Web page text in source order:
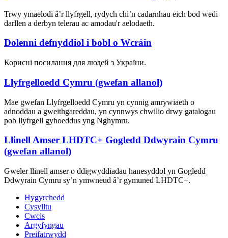
Trwy ymaelodi â’r llyfrgell, rydych chi’n cadarnhau eich bod wedi
darllen a derbyn telerau ac amodau'r aelodaeth.
Dolenni defnyddiol i bobl o Wcráin
Корисні посилання для людей з України.
Llyfrgelloedd Cymru (gwefan allanol)
Mae gwefan Llyfrgelloedd Cymru yn cynnig amrywiaeth o
adnoddau a gweithgareddau, yn cynnwys chwilio drwy gatalogau
pob llyfrgell gyhoeddus yng Nghymru.
Llinell Amser LHDTC+ Gogledd Ddwyrain Cymru
(gwefan allanol)
Gweler llinell amser o ddigwyddiadau hanesyddol yn Gogledd
Ddwyrain Cymru sy’n ymwneud â’r gymuned LHDTC+.
Hygyrchedd
Cysylltu
Cwcis
Argyfyngau
Preifatrwydd